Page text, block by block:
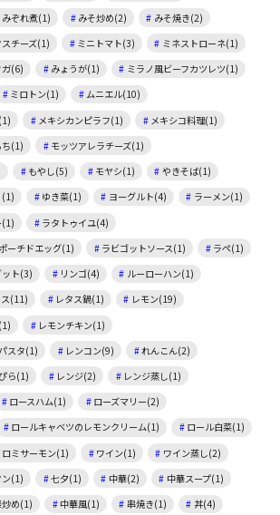
みぞれ煮(1) みそ炒め(2)
みそ焼き(2)
チーズ(1) ミニトマト(3)
ミネストローネ(1)
ガ(6) みょうが(1)
ミラノ風ビーフカツレツ(1)
ミロトン(1)
ムニエル(10)
メキシカンピラフ(1)
メキシコ料理(1)
ち(1)
モッツアレラチーズ(1)
もやし(5) モヤシ(1)
やきそば(1)
(1) ゆき菜(1) ヨーグルト(4)
ラーメン(1)
(1)
ラタトゥイユ(4)
ーチドエッグ(1)
ラビゴットソース(1)
ラペ(1)
ット(3) リンゴ(4)
ルーローハン(1)
ス(11) レタス鍋(1)
レモン(19)
レモンチキン(1)
スタ(1)
レンコン(9)
れんこん(2)
ら(1)
レンジ(2)
レンジ蒸し(1)
ロースハム(1)
ローズマリー(2)
ロールキャベツのレモンクリーム(1)
ロール白菜(1)
ロミサーモン(1) ワイン(1)
ワイン蒸し(2)
ン(1) 七夕(1) 中華(2)
中華スープ(1)
め(1) 中華風(1) 串焼き(1)
丼(4)